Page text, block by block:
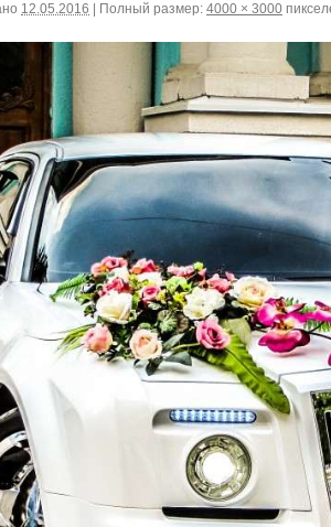
12.05.2016 Полный размер: 4000 × 3000